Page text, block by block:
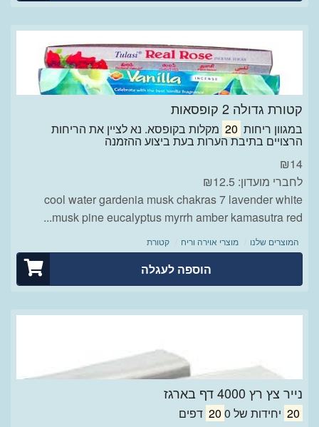
קטורת גדולה 2 קופסאות
במגוון ריחות 20 מקלות בקופסא. נא לציין את הריחות
הרצויים בתיבת הערות בעת ביצוע ההזמנה
₪14
לחברי מועדון: ₪12.5
cool water gardenia musk chakras 7 lavender white
musk pine eucalyptus myrrh amber kamasutra red...
המוצרים שלנו מוצרי אוירה וריח קטורת
הוספה לעגלה
נייר צץ רץ 4000 דף בארגז
20 יחידות של 20 0 דפים